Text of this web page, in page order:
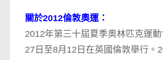
關於2012倫敦奧運：
2012年第三十屆夏季奧林匹克運
27日至8月12日在英國倫敦舉行。